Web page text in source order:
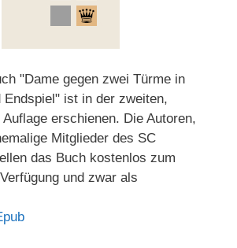
"Dame gegen zwei Türme in
Endspiel" ist in der zweiten,
erschienen. Die Autoren,
Mitglieder des SC
das Buch kostenlos zum
und zwar als